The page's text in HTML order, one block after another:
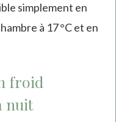
simplement en
à 17 °C et en
froid
nuit